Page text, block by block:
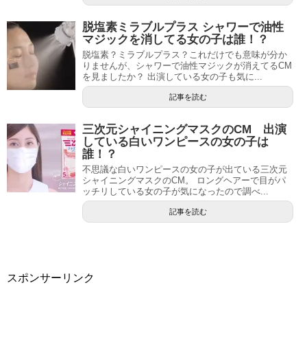
脱塩素ミラブルプラス シャワーで油性
マジックを消してる女の子は誰！？
脱塩素？ミラブルプラス？これだけでも意味が分か
りませんが、シャワーで油性マジックが消えてるCM
を見ましたか？ 出演している女の子も気に...
記事を読む
三次元シャイニングマスクのCM 出演
している白いワンピースの女の子は
誰！？
不思議な白いワンピースの女の子が出ている三次元
シャイニングマスクのCM。 ロングヘアーで目がパ
ッチリしている女の子が気になったので調べ...
記事を読む
スポンサーリンク